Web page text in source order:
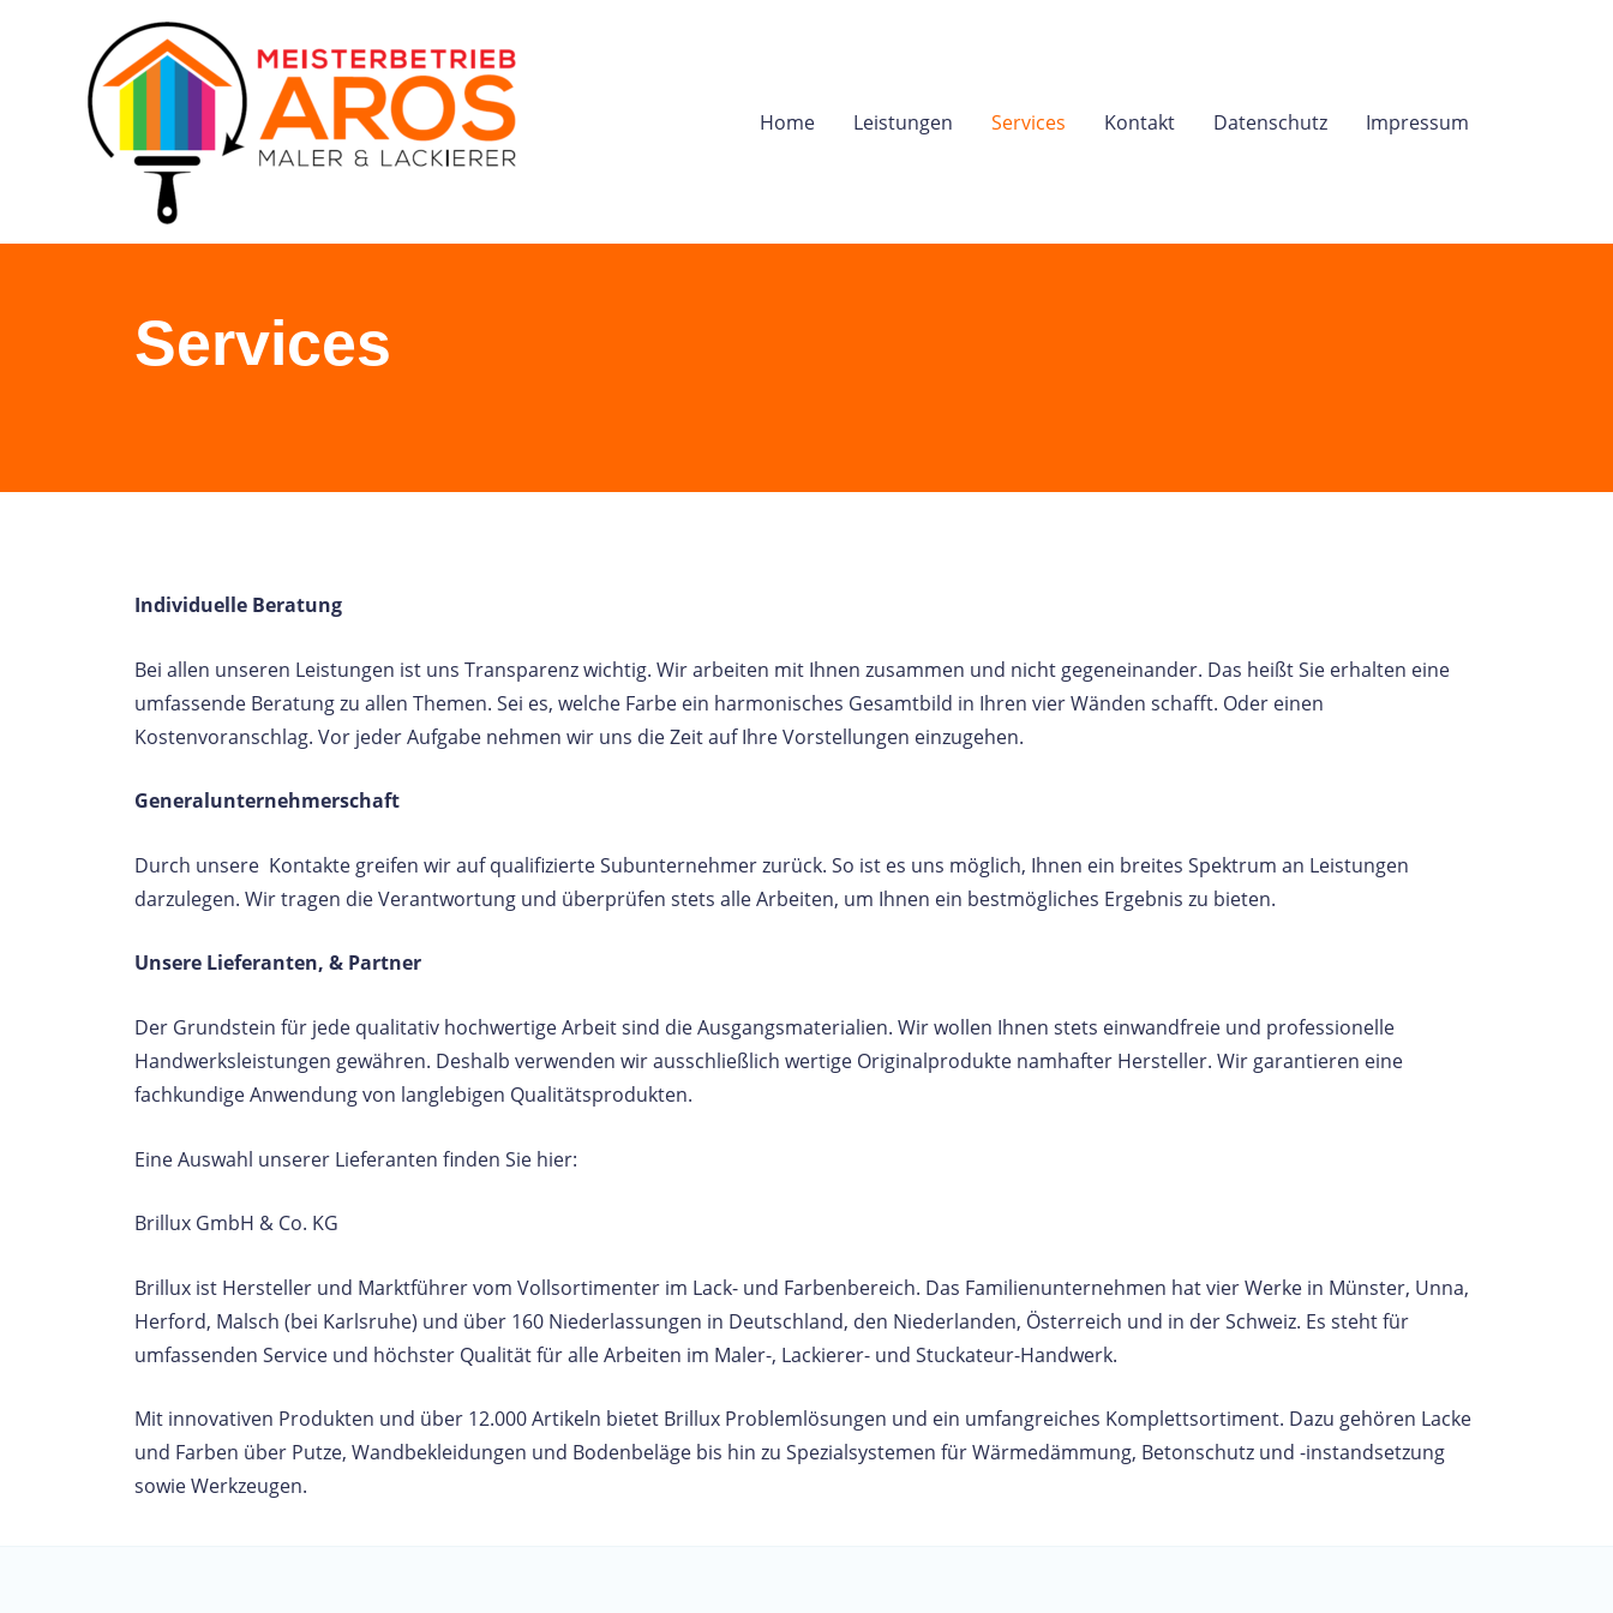
Home Leistungen Services Kontakt Datenschutz Impressum
Services
Individuelle Beratung
Bei allen unseren Leistungen ist uns Transparenz wichtig. Wir arbeiten mit Ihnen zusammen und nicht gegeneinander. Das heißt Sie erhalten eine
umfassende Beratung zu allen Themen. Sei es, welche Farbe ein harmonisches Gesamtbild in Ihren vier Wänden schafft. Oder einen
Kostenvoranschlag. Vor jeder Aufgabe nehmen wir uns die Zeit auf Ihre Vorstellungen einzugehen.
Generalunternehmerschaft
Durch unsere Kontakte greifen wir auf qualifizierte Subunternehmer zurück. So ist es uns möglich, Ihnen ein breites Spektrum an Leistungen
darzulegen. Wir tragen die Verantwortung und überprüfen stets alle Arbeiten, um Ihnen ein bestmögliches Ergebnis zu bieten.
Unsere Lieferanten, & Partner
Der Grundstein für jede qualitativ hochwertige Arbeit sind die Ausgangsmaterialien. Wir wollen Ihnen stets einwandfreie und professionelle
Handwerksleistungen gewähren. Deshalb verwenden wir ausschließlich wertige Originalprodukte namhafter Hersteller. Wir garantieren eine
fachkundige Anwendung von langlebigen Qualitätsprodukten.
Eine Auswahl unserer Lieferanten finden Sie hier:
Brillux GmbH & Co. KG
Brillux ist Hersteller und Marktführer vom Vollsortimenter im Lack- und Farbenbereich. Das Familienunternehmen hat vier Werke in Münster, Unna,
Herford, Malsch (bei Karlsruhe) und über 160 Niederlassungen in Deutschland, den Niederlanden, Österreich und in der Schweiz. Es steht für
umfassenden Service und höchster Qualität für alle Arbeiten im Maler-, Lackierer- und Stuckateur-Handwerk.
Mit innovativen Produkten und über 12.000 Artikeln bietet Brillux Problemlösungen und ein umfangreiches Komplettsortiment. Dazu gehören Lacke
und Farben über Putze, Wandbekleidungen und Bodenbeläge bis hin zu Spezialsystemen für Wärmedämmung, Betonschutz und -instandsetzung
sowie Werkzeugen.